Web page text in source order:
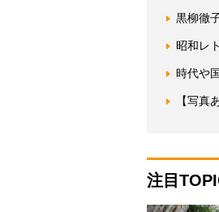
黒柳徹
昭和レ
時代や
【写
注目